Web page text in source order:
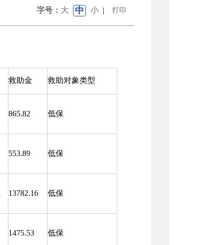
字号： 大 中 小 | 打印
救助金 救助对象类型
865.82 低保
553.89 低保
13782.16 低保
1475.53 低保